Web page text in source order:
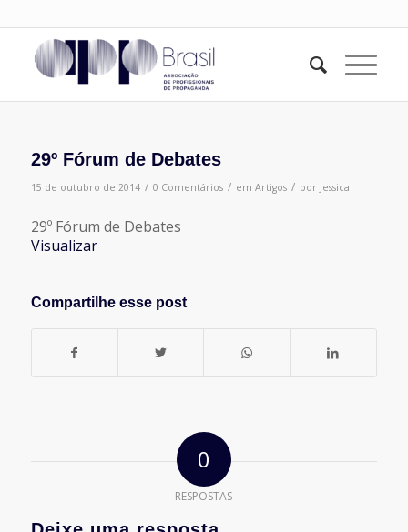
29º Fórum de Debates
15 de outubro de 2014 / 0 Comentários / em Artigos / por Jessica
29º Fórum de Debates
Visualizar
Compartilhe esse post
0
RESPOSTAS